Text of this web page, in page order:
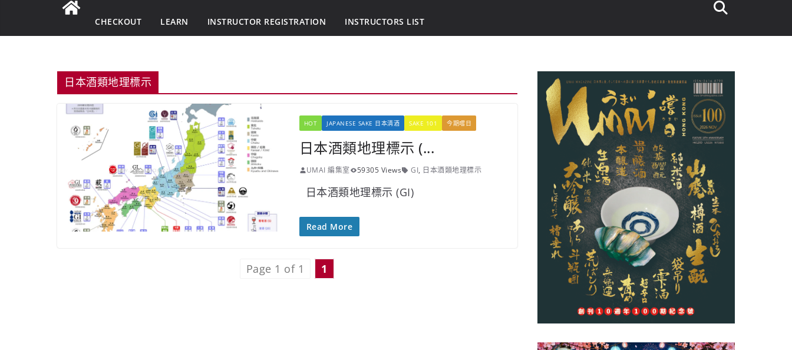
CHECKOUT LEARN INSTRUCTOR REGISTRATION INSTRUCTORS LIST
日本酒類地理標示
HOT JAPANESE SAKE 日本清酒 SAKE 101 今期嚐日
日本酒類地理標示 (...
UMAI 編集室 59305 Views GI, 日本酒類地理標示
日本酒類地理標示 (GI)
Read More
Page 1 of 1 1